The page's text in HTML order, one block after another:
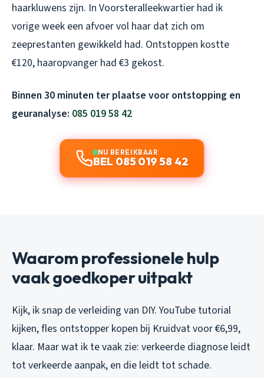
haarkluwens zijn. In Voorsteralleekwartier had ik
vorige week een afvoer vol haar dat zich om
zeeprestanten gewikkeld had. Ontstoppen kostte
€120, haaropvanger had €3 gekost.
Binnen 30 minuten ter plaatse voor ontstopping en
geuranalyse: 085 019 58 42
NU BEREIKBAAR
BEL 085 019 58 42
Waarom professionele hulp
vaak goedkoper uitpakt
Kijk, ik snap de verleiding van DIY. YouTube tutorial
kijken, fles ontstopper kopen bij Kruidvat voor €6,99,
klaar. Maar wat ik te vaak zie: verkeerde diagnose leidt
tot verkeerde aanpak, en die leidt tot schade.